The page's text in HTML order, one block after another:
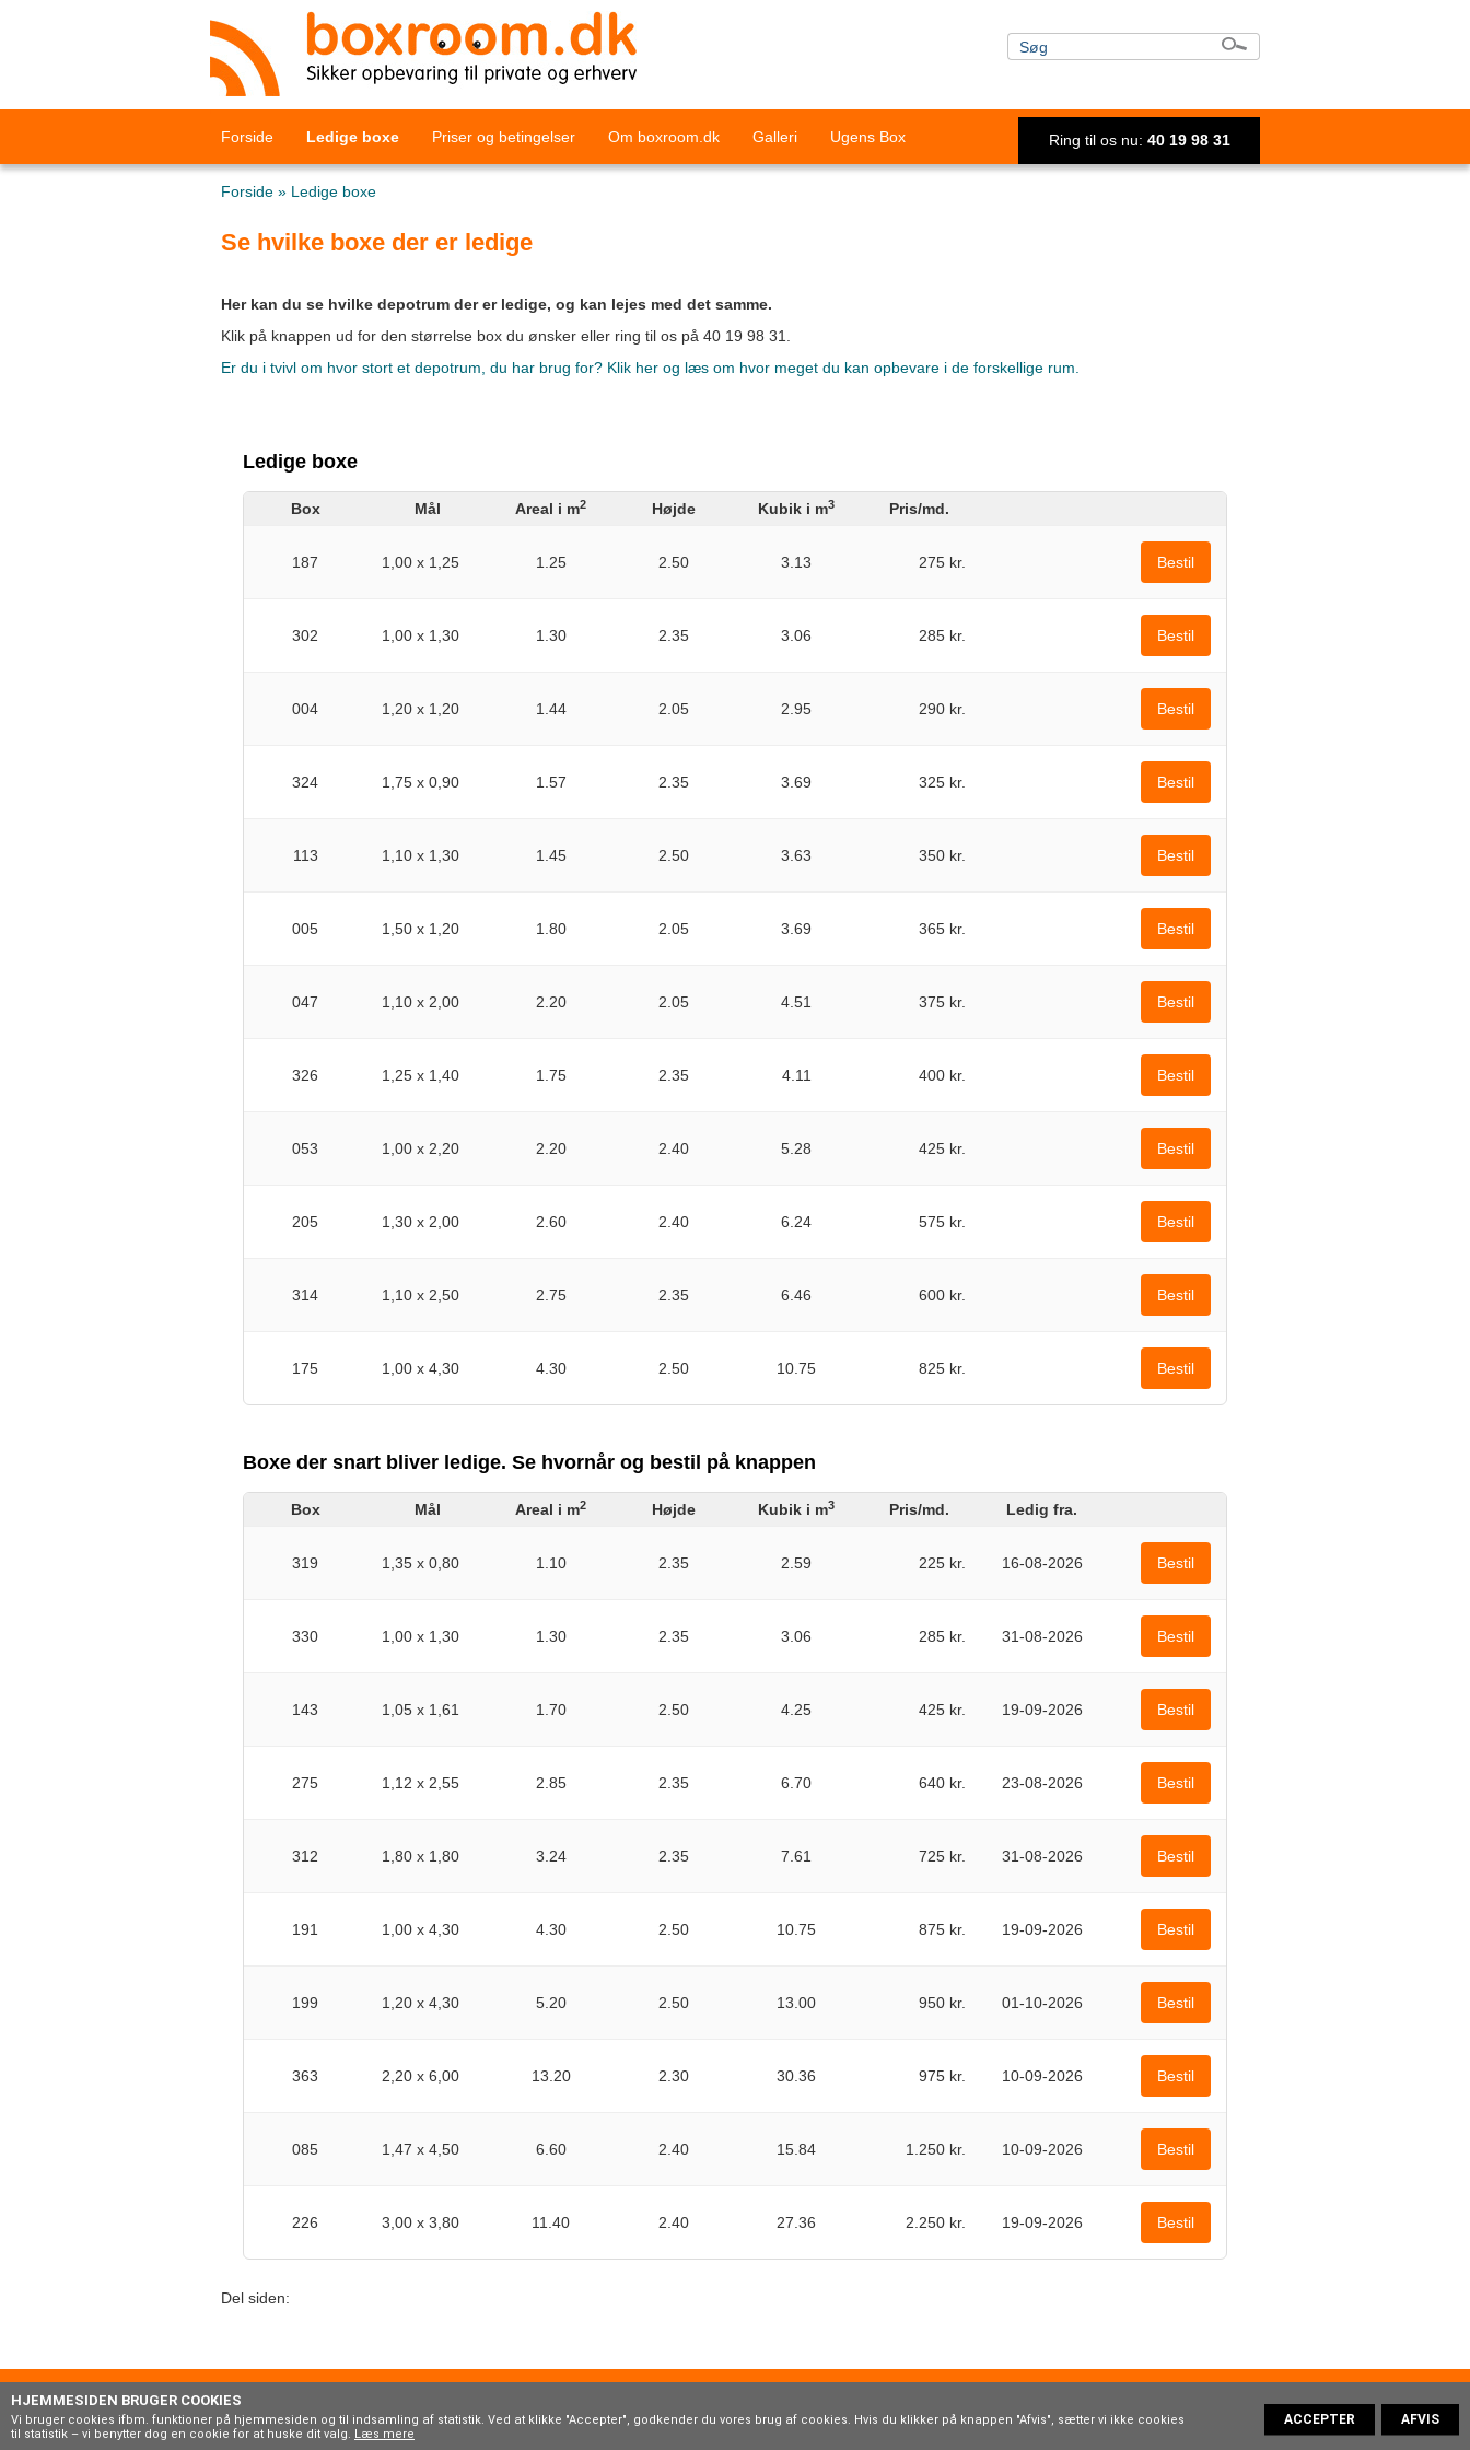
Forside Ledige boxe Priser og betingelser Om boxroom.dk Galleri Ugens Box Ring til os nu: 40 19 98 31
Forside » Ledige boxe
Se hvilke boxe der er ledige
Her kan du se hvilke depotrum der er ledige, og kan lejes med det samme.
Klik på knappen ud for den størrelse box du ønsker eller ring til os på 40 19 98 31.
Er du i tvivl om hvor stort et depotrum, du har brug for? Klik her og læs om hvor meget du kan opbevare i de forskellige rum.
Ledige boxe
Box Mål Areal i m2 Højde Kubik i m3 Pris/md.
187 1,00 x 1,25 1.25 2.50 3.13 275 kr. Bestil
302 1,00 x 1,30 1.30 2.35 3.06 285 kr. Bestil
004 1,20 x 1,20 1.44 2.05 2.95 290 kr. Bestil
324 1,75 x 0,90 1.57 2.35 3.69 325 kr. Bestil
113 1,10 x 1,30 1.45 2.50 3.63 350 kr. Bestil
005 1,50 x 1,20 1.80 2.05 3.69 365 kr. Bestil
047 1,10 x 2,00 2.20 2.05 4.51 375 kr. Bestil
326 1,25 x 1,40 1.75 2.35 4.11 400 kr. Bestil
053 1,00 x 2,20 2.20 2.40 5.28 425 kr. Bestil
205 1,30 x 2,00 2.60 2.40 6.24 575 kr. Bestil
314 1,10 x 2,50 2.75 2.35 6.46 600 kr. Bestil
175 1,00 x 4,30 4.30 2.50 10.75 825 kr. Bestil
Boxe der snart bliver ledige. Se hvornår og bestil på knappen
Box Mål Areal i m2 Højde Kubik i m3 Pris/md. Ledig fra.
319 1,35 x 0,80 1.10 2.35 2.59 225 kr. 16-08-2026 Bestil
330 1,00 x 1,30 1.30 2.35 3.06 285 kr. 31-08-2026 Bestil
143 1,05 x 1,61 1.70 2.50 4.25 425 kr. 19-09-2026 Bestil
275 1,12 x 2,55 2.85 2.35 6.70 640 kr. 23-08-2026 Bestil
312 1,80 x 1,80 3.24 2.35 7.61 725 kr. 31-08-2026 Bestil
191 1,00 x 4,30 4.30 2.50 10.75 875 kr. 19-09-2026 Bestil
199 1,20 x 4,30 5.20 2.50 13.00 950 kr. 01-10-2026 Bestil
363 2,20 x 6,00 13.20 2.30 30.36 975 kr. 10-09-2026 Bestil
085 1,47 x 4,50 6.60 2.40 15.84 1.250 kr. 10-09-2026 Bestil
226 3,00 x 3,80 11.40 2.40 27.36 2.250 kr. 19-09-2026 Bestil
Del siden:
Cookies og persondatapolitik
HJEMMESIDEN BRUGER COOKIES
Vi bruger cookies ifbm. funktioner på hjemmesiden og til indsamling af statistik. Ved at klikke "Accepter", godkender du vores brug af cookies. Hvis du klikker på knappen "Afvis", sætter vi ikke cookies
til statistik – vi benytter dog en cookie for at huske dit valg. Læs mere